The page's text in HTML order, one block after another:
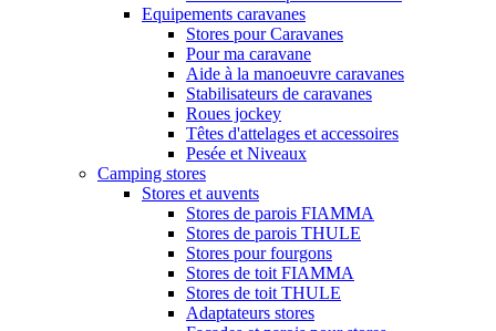
Equipements caravanes
Stores pour Caravanes
Pour ma caravane
Aide à la manoeuvre caravanes
Stabilisateurs de caravanes
Roues jockey
Têtes d'attelages et accessoires
Pesée et Niveaux
Camping stores
Stores et auvents
Stores de parois FIAMMA
Stores de parois THULE
Stores pour fourgons
Stores de toit FIAMMA
Stores de toit THULE
Adaptateurs stores